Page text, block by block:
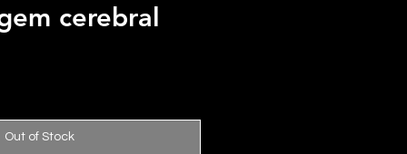
cerebral
Out of Stock